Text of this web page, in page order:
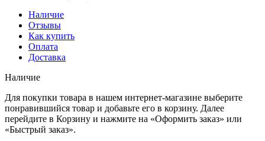
Наличие
Отзывы
Как купить
Оплата
Доставка
Наличие
Для покупки товара в нашем интернет-магазине выберите
понравившийся товар и добавьте его в корзину. Далее
перейдите в Корзину и нажмите на «Оформить заказ» или
«Быстрый заказ».